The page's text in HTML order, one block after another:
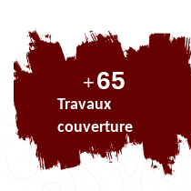
+83
Travaux
couverture